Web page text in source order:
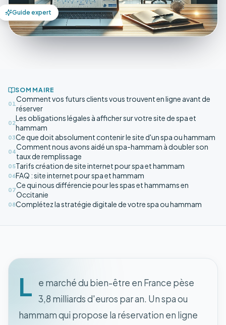
Guide expert
SOMMAIRE
01
Comment vos futurs clients vous trouvent en ligne avant de
réserver
02
Les obligations légales à afficher sur votre site de spa et
hammam
03Ce que doit absolument contenir le site d'un spa ou hammam
04
Comment nous avons aidé un spa-hammam à doubler son
taux de remplissage
05Tarifs création de site internet pour spa et hammam
06FAQ : site internet pour spa et hammam
07
Ce qui nous différencie pour les spas et hammams en
Occitanie
08Complétez la stratégie digitale de votre spa ou hammam
L
e marché du bien-être en France pèse
3,8 milliards d'euros par an. Un spa ou
hammam qui propose la réservation en ligne